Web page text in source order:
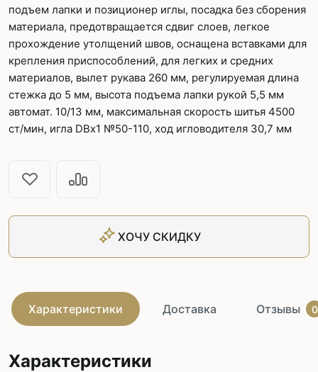
подъем лапки и позиционер иглы, посадка без сборения
материала, предотвращается сдвиг слоев, легкое
прохождение утолщений швов, оснащена вставками для
крепления приспособлений, для легких и средних
материалов, вылет рукава 260 мм, регулируемая длина
стежка до 5 мм, высота подъема лапки рукой 5,5 мм
автомат. 10/13 мм, максимальная скорость шитья 4500
ст/мин, игла DBx1 №50-110, ход игловодителя 30,7 мм
ХОЧУ СКИДКУ
Характеристики Доставка Отзывы 0
Характеристики